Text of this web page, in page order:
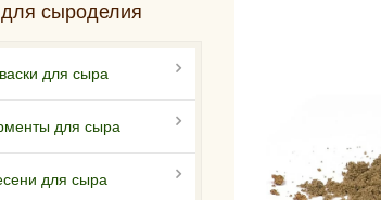
сыроделия
для сыра
для сыра
для сыра